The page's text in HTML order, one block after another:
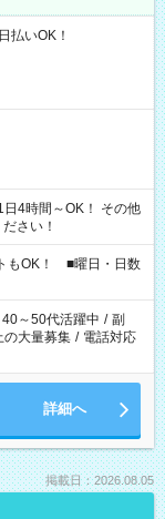
いOK！
～OK！ その他
さい！
もOK！ ■曜日・日数
40～50代活躍中 / 副
の大量募集 / 電話対応
詳細へ
掲載日：2026.08.05